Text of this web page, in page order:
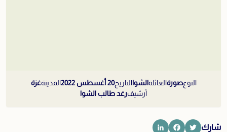
النوعصورةالعائلةالشواالتاريخ20 أغسطس 2022 المدينةغزة
أرشيفرغد طالب الشوا
شارك Twitter
Facebook
LinkedIn